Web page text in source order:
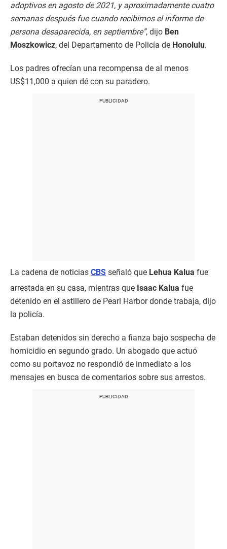
adoptivos en agosto de 2021, y aproximadamente cuatro
semanas después fue cuando recibimos el informe de
persona desaparecida, en septiembre”, dijo Ben
Moszkowicz, del Departamento de Policía de Honolulu.
Los padres ofrecían una recompensa de al menos
US$11,000 a quien dé con su paradero.
La cadena de noticias CBS señaló que Lehua Kalua fue
arrestada en su casa, mientras que Isaac Kalua fue
detenido en el astillero de Pearl Harbor donde trabaja, dijo
la policía.
Estaban detenidos sin derecho a fianza bajo sospecha de
homicidio en segundo grado. Un abogado que actuó
como su portavoz no respondió de inmediato a los
mensajes en busca de comentarios sobre sus arrestos.